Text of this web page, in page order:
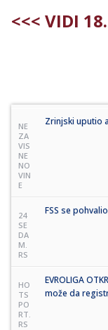
<<< VIDI
NE
ZA
VIS
NE
NO
VIN
E
Zrinjski uputio
24
SE
DA
M.
RS
FSS se
HO
TS
PO
RT.
RS
EVROLIGA
može da